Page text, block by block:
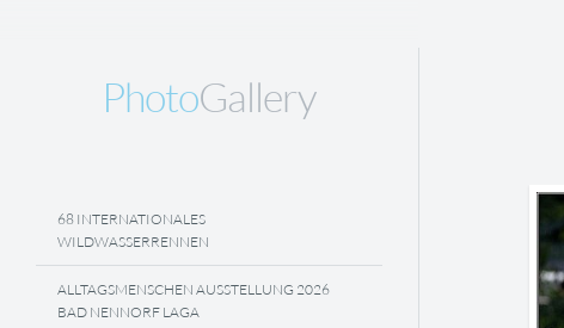
PhotoGallery
68 INTERNATIONALES
WILDWASSERRENNEN
ALLTAGSMENSCHEN AUSSTELLUNG 2026
BAD NENNORF LAGA